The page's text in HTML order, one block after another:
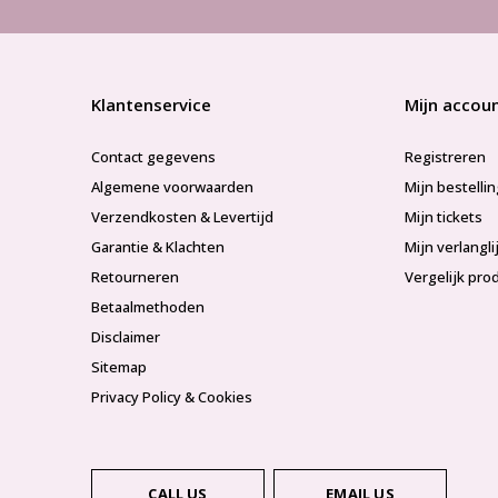
Klantenservice
Contact gegevens
Algemene voorwaarden
Verzendkosten & Levertijd
Garantie & Klachten
Retourneren
Betaalmethoden
Disclaimer
Sitemap
Privacy Policy & Cookies
Mijn
Registreren
Mijn
Mijn tickets
Mijn
Vergelijk
CALL US EMAIL US